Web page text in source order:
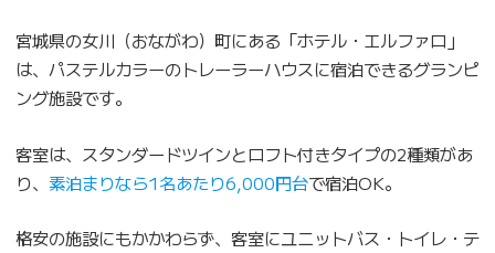
宮城県の女川（おながわ）町にある「ホテル・エルファロ」
は、パステルカラーのトレーラーハウスに宿泊できるグランピ
ング施設です。
客室は、スタンダードツインとロフト付きタイプの2種類があ
り、 素泊まりなら1名あたり6,000円台で宿泊OK。
格安の施設にもかかわらず、客室にユニットバス・トイレ・テ